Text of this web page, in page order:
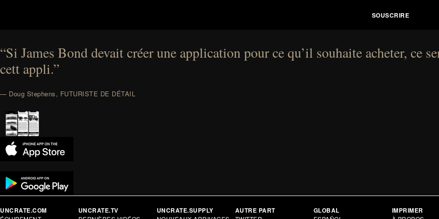
“Si James Bond devait créer une application pour ce qu’il souhaite acheter, ce
cett appli.”
— Doug Stephens, FUTURISTE DE DÉTAIL
UNCRATE.COM UNCRATE.TV UNCRATE.SUPPLY AUTRE PART GLOBAL IMPRIMER